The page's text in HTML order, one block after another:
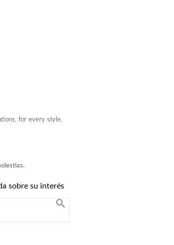
for every style.
sobre su interés
